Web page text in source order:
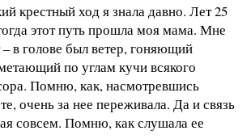
крестный ход я знала давно. Лет 25
этот путь прошла моя мама. Мне
в голове был ветер, гоняющий
по углам кучи всякого
Помню, как, насмотревшись
очень за нее переживала. Да и связь
совсем. Помню, как слушала ее